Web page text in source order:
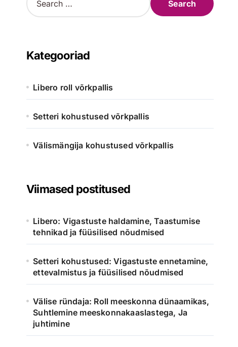
e
h
f
r
Kategooriad
Libero roll võrkpallis
Setteri kohustused võrkpallis
Välismängija kohustused võrkpallis
Viimased postitused
Libero: Vigastuste haldamine, Taastumise
tehnikad ja füüsilised nõudmised
Setteri kohustused: Vigastuste ennetamine,
ettevalmistus ja füüsilised nõudmised
Välise ründaja: Roll meeskonna dünaamikas,
Suhtlemine meeskonnakaaslastega, Ja
juhtimine